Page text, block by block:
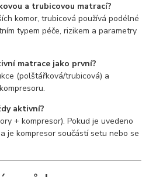
a trubicovou matrací?
komor, trubicová používá podélné
typem péče, rizikem a parametry
matrace jako první?
(polštářková/trubicová) a
aktivní?
+ kompresor). Pokud je uvedeno
je kompresor součástí setu nebo se